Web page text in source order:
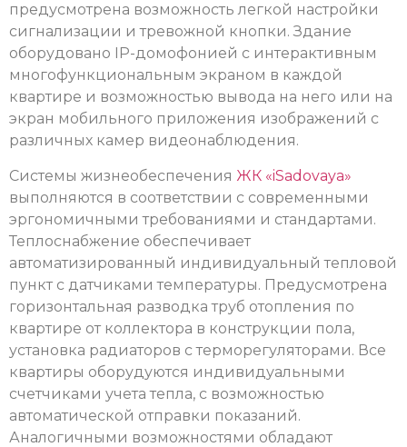
предусмотрена возможность легкой настройки
сигнализации и тревожной кнопки. Здание
оборудовано IP-домофонией с интерактивным
многофункциональным экраном в каждой
квартире и возможностью вывода на него или на
экран мобильного приложения изображений с
различных камер видеонаблюдения.
Системы жизнеобеспечения ЖК «iSadovaya»
выполняются в соответствии с современными
эргономичными требованиями и стандартами.
Теплоснабжение обеспечивает
автоматизированный индивидуальный тепловой
пункт с датчиками температуры. Предусмотрена
горизонтальная разводка труб отопления по
квартире от коллектора в конструкции пола,
установка радиаторов с терморегуляторами. Все
квартиры оборудуются индивидуальными
счетчиками учета тепла, с возможностью
автоматической отправки показаний.
Аналогичными возможностями обладают